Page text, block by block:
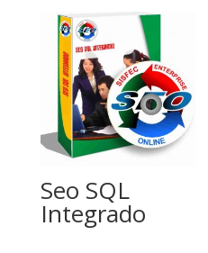
Seo SQL
Integrado